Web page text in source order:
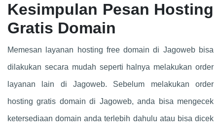
Kesimpulan Pesan Hosting
Gratis Domain
Memesan layanan hosting free domain di Jagoweb bisa
dilakukan secara mudah seperti halnya melakukan order
layanan lain di Jagoweb. Sebelum melakukan order
hosting gratis domain di Jagoweb, anda bisa mengecek
ketersediaan domain anda terlebih dahulu atau bisa dicek